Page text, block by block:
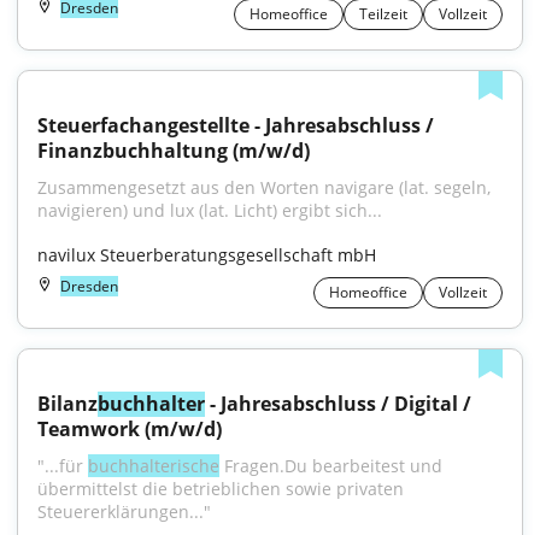
Dresden Homeoffice Teilzeit Vollzeit
Steuerfachangestellte - Jahresabschluss /
Finanzbuchhaltung (m/w/d)
Zusammengesetzt aus den Worten navigare (lat. segeln,
navigieren) und lux (lat. Licht) ergibt sich...
navilux Steuerberatungsgesellschaft mbH
Dresden Homeoffice Vollzeit
Bilanzbuchhalter - Jahresabschluss / Digital /
Teamwork (m/w/d)
"...für buchhalterische Fragen.Du bearbeitest und
übermittelst die betrieblichen sowie privaten
Steuererklärungen..."